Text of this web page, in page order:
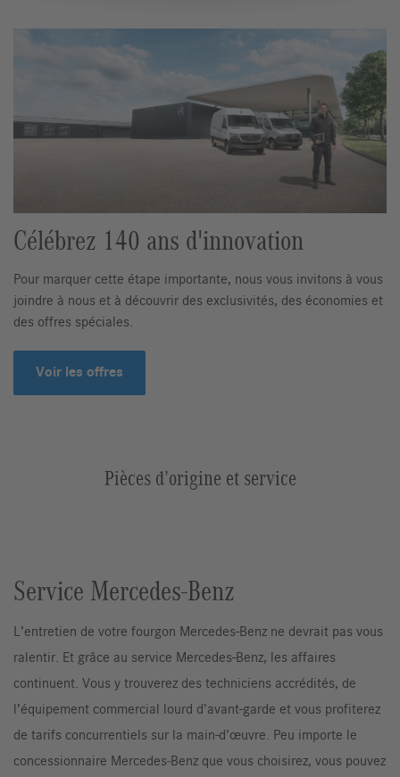
Célébrez 140 ans d'innovation
Pour marquer cette étape importante, nous vous invitons à vous
joindre à nous et à découvrir des exclusivités, des économies et
des offres spéciales.
Voir les offres
Pièces d’origine et service
Service Mercedes-Benz
L’entretien de votre fourgon Mercedes-Benz ne devrait pas vous
ralentir. Et grâce au service Mercedes-Benz, les affaires
continuent. Vous y trouverez des techniciens accrédités, de
l’équipement commercial lourd d’avant-garde et vous profiterez
de tarifs concurrentiels sur la main-d’œuvre. Peu importe le
concessionnaire Mercedes‑Benz que vous choisirez, vous pouvez